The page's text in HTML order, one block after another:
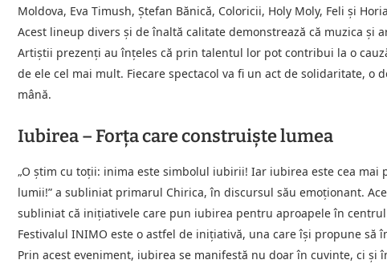
Moldova, Eva Timush, Ștefan Bănică, Coloricii, Holy Moly, Feli și
Acest lineup divers și de înaltă calitate demonstrează că muzica și
Artiștii prezenți au înțeles că prin talentul lor pot contribui la o
de ele cel mai mult. Fiecare spectacol va fi un act de solidaritate,
mână.
Iubirea – Forța care construiște lumea
„O știm cu toții: inima este simbolul iubirii! Iar iubirea este cea
lumii!” a subliniat primarul Chirica, în discursul său emoționant.
subliniat că inițiativele care pun iubirea pentru aproapele în
Festivalul INIMO este o astfel de inițiativă, una care își propune
Prin acest eveniment, iubirea se manifestă nu doar în cuvinte, ci